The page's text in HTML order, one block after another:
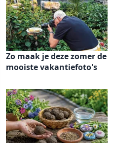
Zo maak je deze zomer de
mooiste vakantiefoto's